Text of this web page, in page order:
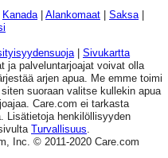
Kanada Alankomaat Saksa
Sivukartta
ja palveluntarjoajat voivat olla
arjen apua. Me emme toimi
suoraan valitse kullekin apua
Care.com ei tarkasta
Lisätietoja henkilöllisyyden
Turvallisuus.
Inc. © 2011-2020 Care.com